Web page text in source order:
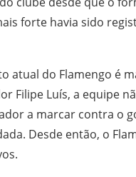
forte havia sido
atual do Flamengo é
Filipe Luís, a equipe
a marcar contra o
Desde então, o